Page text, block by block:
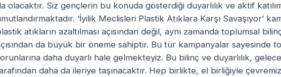
olacaktır. Siz gençlerin bu konuda gösterdiği duyarlılık ve aktif
‘İyilik Meclisleri Plastik Atıklara Karşı Savaşıyor’
atıkların azaltılması açısından değil, aynı zamanda toplumsal
da büyük bir öneme sahiptir. Bu tür kampanyalar sayesinde
daha duyarlı hale gelmekteyiz. Bu bilinç ve duyarlılık,
daha da ileriye taşınacaktır. Hep birlikte, el birliğiyle